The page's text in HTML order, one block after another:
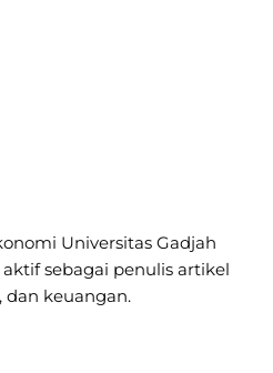
Universitas Gadjah
sebagai penulis artikel
dan keuangan.